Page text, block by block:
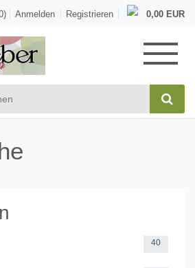
Anmelden Registrieren 0,00 EUR
40